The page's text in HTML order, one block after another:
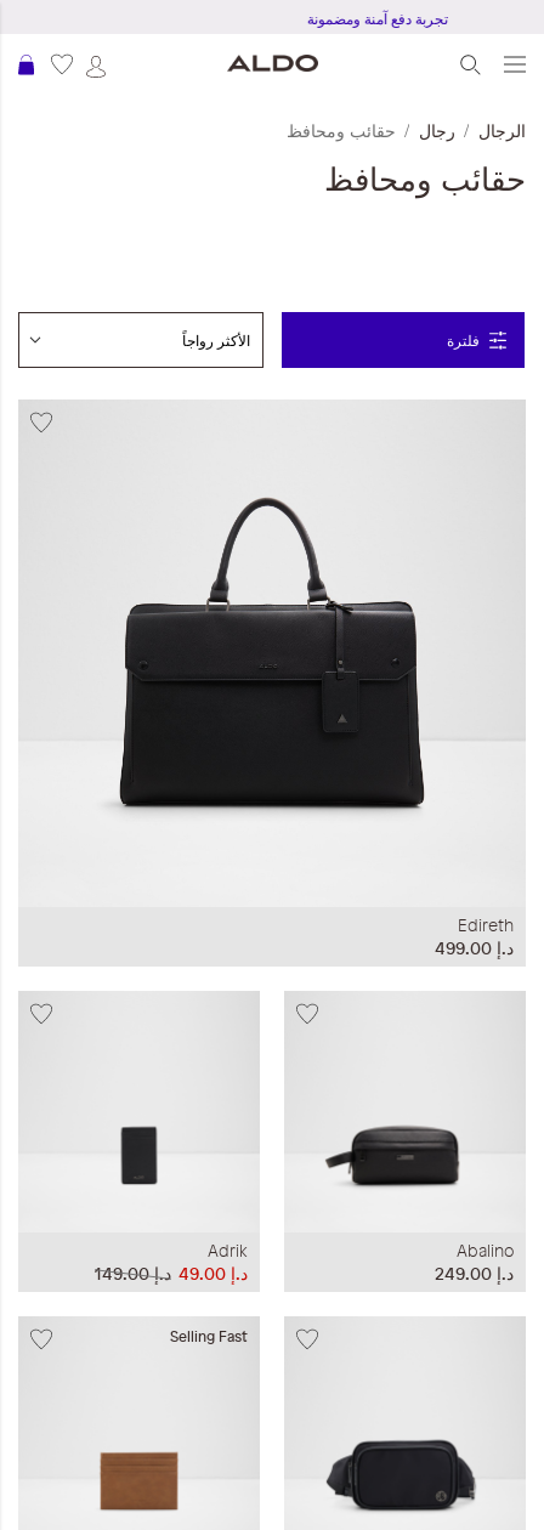
تجربة دفع آمنة ومضمونة
المجموعات
إحياء الطراز الكلاسيكي
إصدار السفر و الرحلات
الرجال رجال حقائب ومحافظ
حقائب ومحافظ
فلترة
Edireth
د.إ‏ 499.00
Abalino
د.إ‏ 249.00
Adrik
د.إ‏ 149.00
د.إ‏ 49.00
Selling Fast